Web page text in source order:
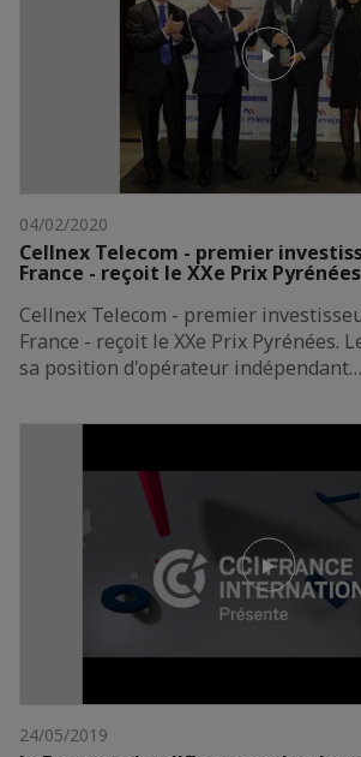
04/02/2020
Cellnex Telecom - premier
France - reçoit le XXe Prix
Cellnex Telecom - premier
France - reçoit le XXe Prix Pyrénées.
sa position d'opérateur indépendant…
24/05/2019